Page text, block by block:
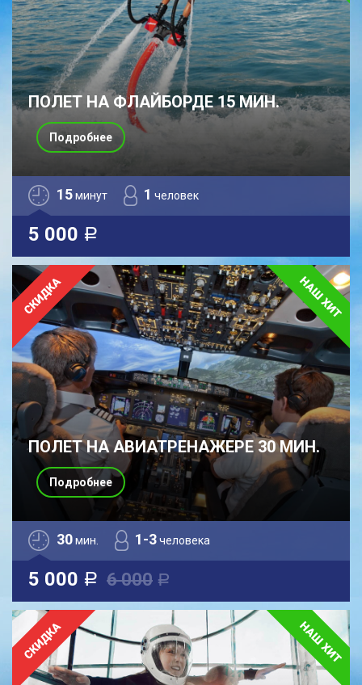
ПОЛЕТ НА ФЛАЙБОРДЕ 15 МИН.
15минут 1 человек
5 000 a
Подробнее
ПОЛЕТ НА АВИАТРЕНАЖЕРЕ 30 МИН.
30мин. 1-3человека
5 000 a 6 000 a
Подробнее